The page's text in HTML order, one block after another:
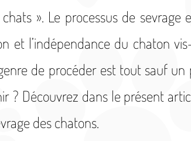
». Le processus de sevrage
et l’indépendance du chaton
de procéder est tout sauf un
? Découvrez dans le présent
des chatons.